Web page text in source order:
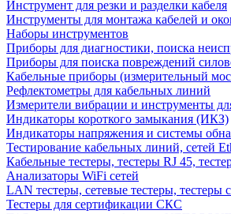
Инструмент для резки и разделки кабеля
Инструменты для монтажа кабелей и
Наборы инструментов
Приборы для диагностики, поиска
Приборы для поиска повреждений
Кабельные приборы (измерительный
Рефлектометры для кабельных линий
Измерители вибрации и инструменты
Индикаторы короткого замыкания (ИКЗ)
Индикаторы напряжения и системы
Тестирование кабельных линий, сетей
Кабельные тестеры, тестеры RJ 45,
Анализаторы WiFi сетей
LAN тестеры, сетевые тестеры, тестеры
Тестеры для сертификации СКС